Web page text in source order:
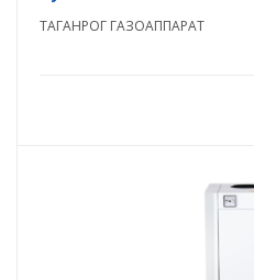
ТАГАНРОГ ГАЗОАППАРАТ